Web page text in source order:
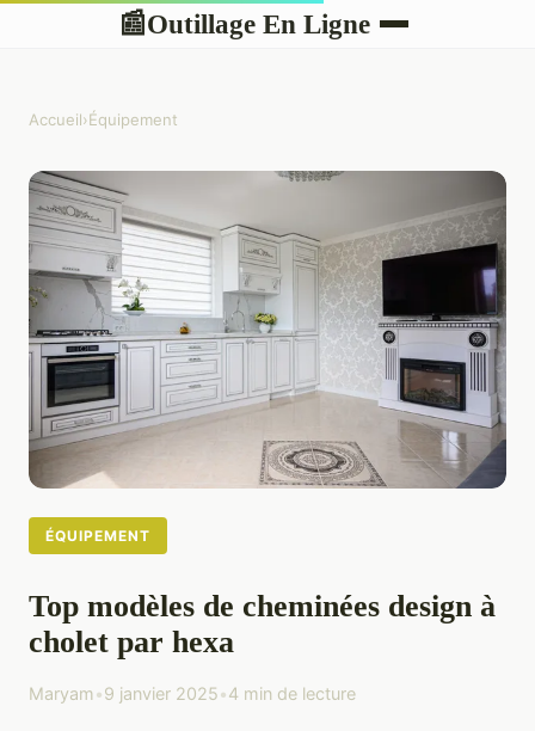
📰Outillage En Ligne
Accueil›Équipement
ÉQUIPEMENT
Top modèles de cheminées design à
cholet par hexa
Maryam•9 janvier 2025•4 min de lecture